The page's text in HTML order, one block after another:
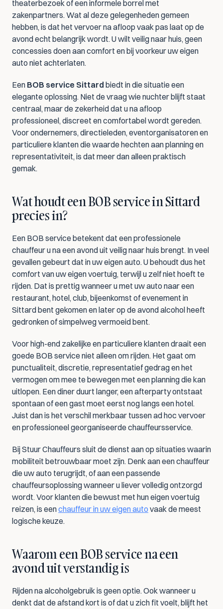
theaterbezoek of een informele borrel met
zakenpartners. Wat al deze gelegenheden gemeen
hebben, is dat het vervoer na afloop vaak pas laat op de
avond echt belangrijk wordt. U wilt veilig naar huis, geen
concessies doen aan comfort en bij voorkeur uw eigen
auto niet achterlaten.
Een BOB service Sittard biedt in die situatie een
elegante oplossing. Niet de vraag wie nuchter blijft staat
centraal, maar de zekerheid dat u na afloop
professioneel, discreet en comfortabel wordt gereden.
Voor ondernemers, directieleden, eventorganisatoren en
particuliere klanten die waarde hechten aan planning en
representativiteit, is dat meer dan alleen praktisch
gemak.
Wat houdt een BOB service in Sittard
precies in?
Een BOB service betekent dat een professionele
chauffeur u na een avond uit veilig naar huis brengt. In veel
gevallen gebeurt dat in uw eigen auto. U behoudt dus het
comfort van uw eigen voertuig, terwijl u zelf niet hoeft te
rijden. Dat is prettig wanneer u met uw auto naar een
restaurant, hotel, club, bijeenkomst of evenement in
Sittard bent gekomen en later op de avond alcohol heeft
gedronken of simpelweg vermoeid bent.
Voor high-end zakelijke en particuliere klanten draait een
goede BOB service niet alleen om rijden. Het gaat om
punctualiteit, discretie, representatief gedrag en het
vermogen om mee te bewegen met een planning die kan
uitlopen. Een diner duurt langer, een afterparty ontstaat
spontaan of een gast moet eerst nog langs een hotel.
Juist dan is het verschil merkbaar tussen ad hoc vervoer
en professioneel georganiseerde chauffeursservice.
Bij Stuur Chauffeurs sluit de dienst aan op situaties waarin
mobiliteit betrouwbaar moet zijn. Denk aan een chauffeur
die uw auto terugrijdt, of aan een passende
chauffeursoplossing wanneer u liever volledig ontzorgd
wordt. Voor klanten die bewust met hun eigen voertuig
reizen, is een chauffeur in uw eigen auto vaak de meest
logische keuze.
Waarom een BOB service na een
avond uit verstandig is
Rijden na alcoholgebruik is geen optie. Ook wanneer u
denkt dat de afstand kort is of dat u zich fit voelt, blijft het